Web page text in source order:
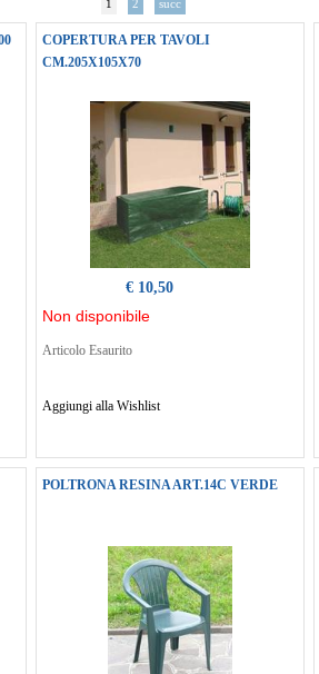
1 2 succ
COPERTURA PER TAVOLI
CM.205X105X70
€ 10,50
Non disponibile
Articolo Esaurito
Aggiungi alla Wishlist
POLTRONA RESINA ART.14C VERDE